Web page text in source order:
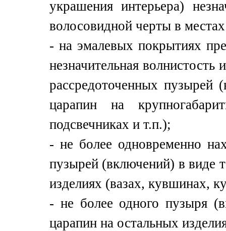
украшения интерьера)
волосовидной черты в
- на эмалевых покрытиях
незначительная
рассредоточенных пузырей
царапин на
подсвечниках и т.п.);
- не более одновременно
пузырей (включений) в виде
изделиях (вазах, кувшинах,
- не более одного пузыря
царапин на остальных